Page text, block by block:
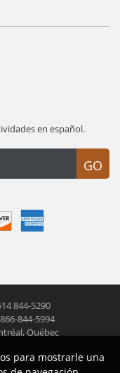
en español.
GO
844-5290
844-5994
Québec
reservados
para mostrarle una